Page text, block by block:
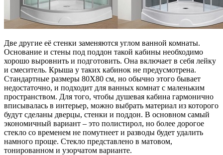
Две другие её стенки заменяются углом ванной комнаты.
Основание и стены под поддон такой кабины необходимо
хорошо выровнить и подготовить. Она включает в себя лейку
и смеситель. Крыша у таких кабинок не предусмотрена.
Стандартные размеры 80Х80 см, но обычно этого бывает
недостаточно, и подходит для ванных комнат с маленьким
пространством. Для того, чтобы душевая кабина гармонично
вписывалась в интерьер, можно выбрать материал из которого
будут сделаны дверцы, стенки и поддон. В основном самый
экономичный вариант – это полистирол, но более дорогое
стекло со временем не помутнеет и разводы будет удалить
намного проще. Стекло представлено в матовом,
тонированном и узорчатом варианте.